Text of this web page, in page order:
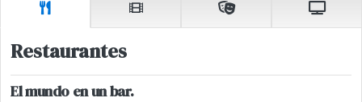
Restaurantes
El mundo en un bar.